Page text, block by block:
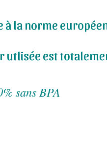
à la norme
utlisée est
sans BPA